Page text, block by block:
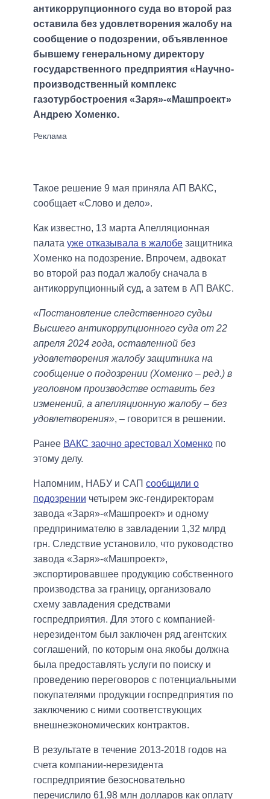
антикоррупционного суда во второй раз
оставила без удовлетворения жалобу на
сообщение о подозрении, объявленное
бывшему генеральному директору
государственного предприятия «Научно-
производственный комплекс
газотурбостроения «Заря»-«Машпроект»
Андрею Хоменко.
Такое решение 9 мая приняла АП ВАКС,
сообщает «Слово и дело».
Как известно, 13 марта Апелляционная
палата уже отказывала в жалобе защитника
Хоменко на подозрение. Впрочем, адвокат
во второй раз подал жалобу сначала в
антикоррупционный суд, а затем в АП ВАКС.
«Постановление следственного судьи
Высшего антикоррупционного суда от 22
апреля 2024 года, оставленной без
удовлетворения жалобу защитника на
сообщение о подозрении (Хоменко – ред.) в
уголовном производстве оставить без
изменений, а апелляционную жалобу – без
удовлетворения», – говорится в решении.
Ранее ВАКС заочно арестовал Хоменко по
этому делу.
Напомним, НАБУ и САП сообщили о
подозрении четырем экс-гендиректорам
завода «Заря»-«Машпроект» и одному
предпринимателю в завладении 1,32 млрд
грн. Следствие установило, что руководство
завода «Заря»-«Машпроект»,
экспортировавшее продукцию собственного
производства за границу, организовало
схему завладения средствами
госпредприятия. Для этого с компанией-
нерезидентом был заключен ряд агентских
соглашений, по которым она якобы должна
была предоставлять услуги по поиску и
проведению переговоров с потенциальными
покупателями продукции госпредприятия по
заключению с ними соответствующих
внешнеэкономических контрактов.
В результате в течение 2013-2018 годов на
счета компании-нерезидента
госпредприятие безосновательно
перечислило 61,98 млн долларов как оплату